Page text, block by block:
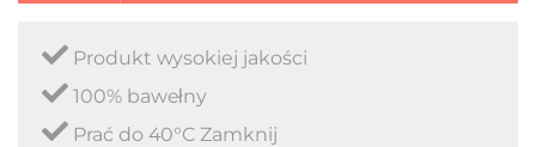
Produkt wysokiej jakości
100% bawełny
Prać do 40°C Zamknij